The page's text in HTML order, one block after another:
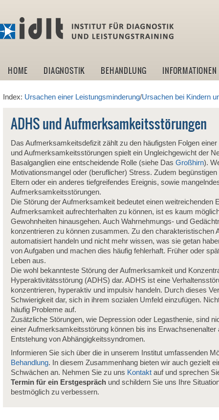
HOME DIAGNOSTIK BEHANDLUNG INFORMATIONEN
Index: Ursachen einer Leistungsminderung/Ursachen bei Kindern
ADHS und Aufmerksamkeitsstörungen
Das Aufmerksamkeitsdefizit zählt zu den häufigsten Folgen
und Aufmerksamkeitsstörungen spielt ein Ungleichgewicht der
Basalganglien eine entscheidende Rolle (siehe Das Großhirn).
Motivationsmangel oder (beruflicher) Stress. Zudem
Eltern oder ein anderes tiefgreifendes Ereignis, sowie
Aufmerksamkeitsstörungen.
Die Störung der Aufmerksamkeit bedeutet einen weitreichenden
Aufmerksamkeit aufrechterhalten zu können, ist es kaum
Gewohnheiten hinausgehen. Auch Wahrnehmungs- und
konzentrieren zu können zusammen. Zu den charakteristischen
automatisiert handeln und nicht mehr wissen, was sie getan
von Aufgaben und machen dies häufig fehlerhaft. Früher oder
Leben aus.
Die wohl bekannteste Störung der Aufmerksamkeit und
Hyperaktivitätsstörung (ADHS) dar. ADHS ist eine
konzentrieren, hyperaktiv und impulsiv handeln. Durch dieses
Schwierigkeit dar, sich in ihrem sozialen Umfeld einzufügen.
häufig Probleme auf.
Zusätzliche Störungen, wie Depression oder Legasthenie, sind
einer Aufmerksamkeitsstörung können bis ins Erwachsenenalter
Entstehung von Abhängigkeitssyndromen.
Informieren Sie sich über die in unserem Institut umfassenden
Behandlung. In diesem Zusammenhang bieten wir auch gezielt
Schwächen an. Nehmen Sie zu uns Kontaktauf und sprechen
Termin für ein Erstgesprächund schildern Sie uns Ihre
bestmöglich zu verbessern.